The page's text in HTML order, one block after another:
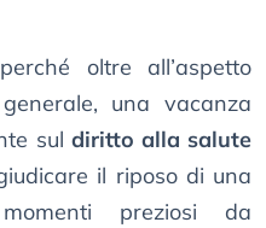
oltre all’aspetto
una vacanza
sul diritto alla salute
il riposo di una
preziosi da